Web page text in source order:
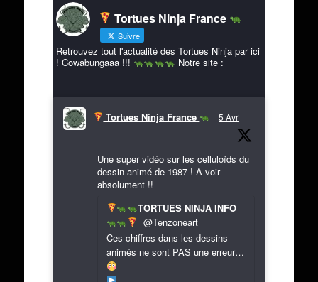
Tortues Ninja France
Suivre
Retrouvez tout l'actualité des Tortues Ninja par ici
! Cowabungaaa !!!
Notre site :
Tortues Ninja France 5 Avr
Une super vidéo sur les celluloïds du
dessin animé de 1987 ! A voir
absolument !!
TORTUES NINJA INFO
@Tenzoneart
Ces chiffres dans les dessins
animés ne sont PAS une erreur…